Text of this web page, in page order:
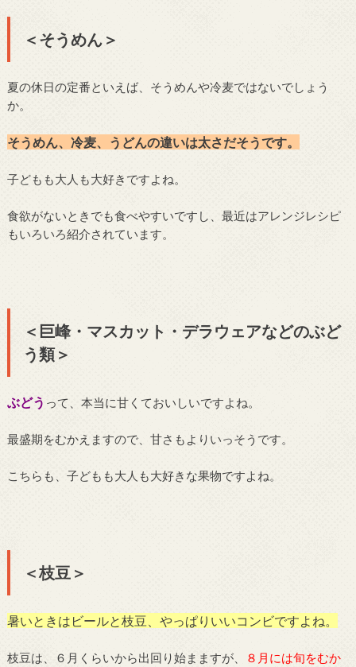
＜そうめん＞
夏の休日の定番といえば、そうめんや冷麦ではないでしょう
か。
そうめん、冷麦、うどんの違いは太さだそうです。
子どもも大人も大好きですよね。
食欲がないときでも食べやすいですし、最近はアレンジレシピ
もいろいろ紹介されています。
＜巨峰・マスカット・デラウェアなどのぶど
う類＞
ぶどう って、本当に甘くておいしいですよね。
最盛期をむかえますので、甘さもよりいっそうです。
こちらも、子どもも大人も大好きな果物ですよね。
＜枝豆＞
暑いときはビールと枝豆、やっぱりいいコンビですよね。
枝豆は、６月くらいから出回り始まますが、
８月には旬をむか